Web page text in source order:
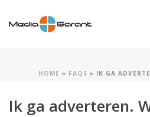
HOME » FAQS » IK GA
Ik ga adverteren.